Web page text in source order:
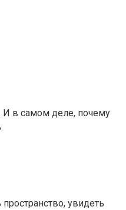
И в самом деле, почему
увидеть